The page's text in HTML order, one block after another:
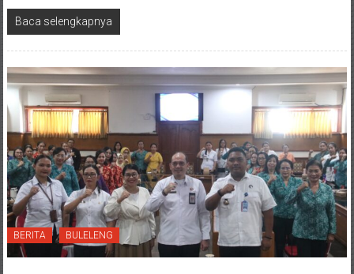
Baca selengkapnya
BERITA BULELENG